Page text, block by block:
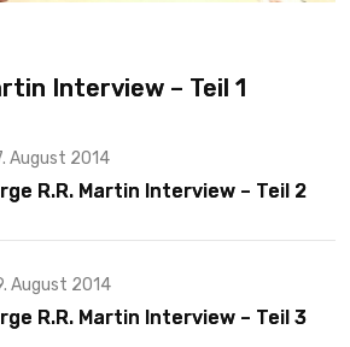
Interview – Teil 1
August 2014
R.R. Martin Interview – Teil 2
August 2014
R.R. Martin Interview – Teil 3